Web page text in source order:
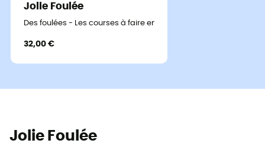
Jolie Foulée
Des foulées - Les courses à faire en France avant de mourir
32,00 €
Jolie Foulée